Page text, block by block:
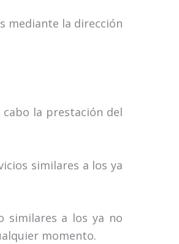
mediante la dirección
cabo la prestación del
similares a los ya
similares a los ya no
momento.